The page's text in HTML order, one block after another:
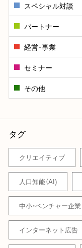
スペシャル対談
パートナー
経営･事業
セミナー
その他
タグ
クリエイティブ
人口知能（AI)
中小・ベンチャー企業
インターネット広告